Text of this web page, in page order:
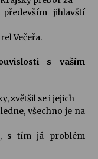
jihlavští
Večeřa.
s vaším
zvětšil se i jejich
všechno je na
s tím já problém